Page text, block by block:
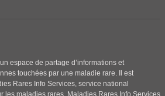
espace de partage d’informations et
touchées par une maladie rare. Il est
Rares Info Services, service national
les maladies rares. Maladies Rares Info Services